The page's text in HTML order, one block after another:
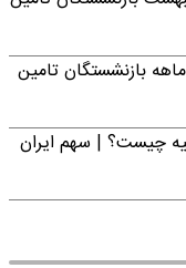
بازنشستگان تامین
چیست؟ | سهم ایران